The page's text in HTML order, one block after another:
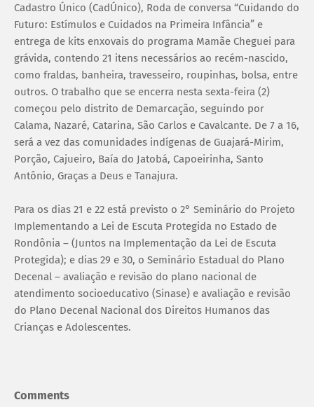
Cadastro Único (CadÚnico), Roda de conversa “Cuidando do
Futuro: Estímulos e Cuidados na Primeira Infância” e
entrega de kits enxovais do programa Mamãe Cheguei para
grávida, contendo 21 itens necessários ao recém-nascido,
como fraldas, banheira, travesseiro, roupinhas, bolsa, entre
outros. O trabalho que se encerra nesta sexta-feira (2)
começou pelo distrito de Demarcação, seguindo por
Calama, Nazaré, Catarina, São Carlos e Cavalcante. De 7 a 16,
será a vez das comunidades indígenas de Guajará-Mirim,
Porção, Cajueiro, Baía do Jatobá, Capoeirinha, Santo
Antônio, Graças a Deus e Tanajura.
Para os dias 21 e 22 está previsto o 2° Seminário do Projeto
Implementando a Lei de Escuta Protegida no Estado de
Rondônia – (Juntos na Implementação da Lei de Escuta
Protegida); e dias 29 e 30, o Seminário Estadual do Plano
Decenal – avaliação e revisão do plano nacional de
atendimento socioeducativo (Sinase) e avaliação e revisão
do Plano Decenal Nacional dos Direitos Humanos das
Crianças e Adolescentes.
Comments